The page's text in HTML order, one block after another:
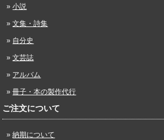
小説
文集・詩集
自分史
文芸誌
アルバム
冊子・本の製作代行
ご注文について
納期について